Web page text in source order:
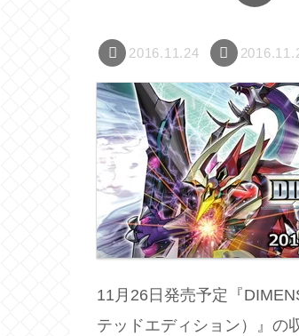
2016.11.24
11月26日発売予定『
テッドエディション）』の